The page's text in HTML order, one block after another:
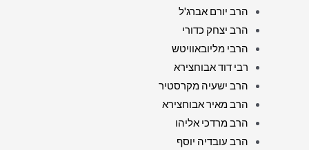
הרב יורם אברג'ל
הרב יצחק כדורי
הרבי מליובאוויטש
רבי דוד אבוחצירא
הרב ישעיה מקרסטיר
הרב מאיר אבוחצירא
הרב מרדכי אליהו
הרב עובדיה יוסף